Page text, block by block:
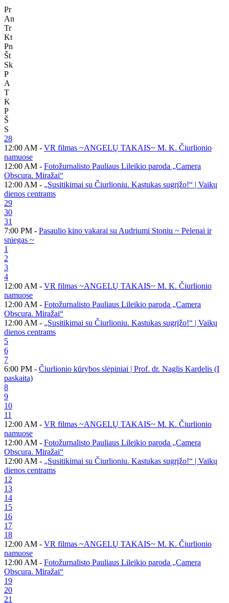
Pr
An
Tr
Kt
Pn
Št
Sk
P
A
T
K
P
Š
S
28
12:00 AM - VR filmas ~ANGELŲ TAKAIS~ M. K. Čiurlionio
namuose
12:00 AM - Fotožurnalisto Pauliaus Lileikio paroda „Camera
Obscura. Miražai“
12:00 AM - „Susitikimai su Čiurlioniu. Kastukas sugrįžo!“ | Vaikų
dienos centrams
29
30
31
7:00 PM - Pasaulio kino vakarai su Audriumi Stoniu ~ Pelenai ir
sniegas ~
1
2
3
4
12:00 AM - VR filmas ~ANGELŲ TAKAIS~ M. K. Čiurlionio
namuose
12:00 AM - Fotožurnalisto Pauliaus Lileikio paroda „Camera
Obscura. Miražai“
12:00 AM - „Susitikimai su Čiurlioniu. Kastukas sugrįžo!“ | Vaikų
dienos centrams
5
6
7
6:00 PM - Čiurlionio kūrybos slėpiniai | Prof. dr. Naglis Kardelis (I
paskaita)
8
9
10
11
12:00 AM - VR filmas ~ANGELŲ TAKAIS~ M. K. Čiurlionio
namuose
12:00 AM - Fotožurnalisto Pauliaus Lileikio paroda „Camera
Obscura. Miražai“
12:00 AM - „Susitikimai su Čiurlioniu. Kastukas sugrįžo!“ | Vaikų
dienos centrams
12
13
14
15
16
17
18
12:00 AM - VR filmas ~ANGELŲ TAKAIS~ M. K. Čiurlionio
namuose
12:00 AM - Fotožurnalisto Pauliaus Lileikio paroda „Camera
Obscura. Miražai“
19
20
21